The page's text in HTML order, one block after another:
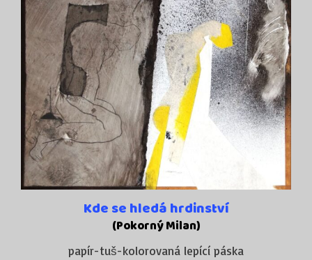
Kde se hledá hrdinství
(Pokorný Milan)
papír-tuš-kolorovaná lepící páska